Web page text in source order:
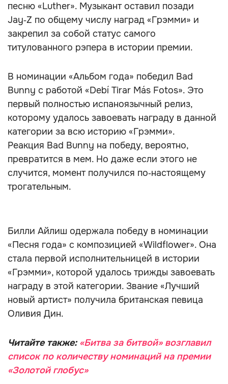
песню «Luther». Музыкант оставил позади
Jay‑Z по общему числу наград «Грэмми» и
закрепил за собой статус самого
титулованного рэпера в истории премии.
В номинации «Альбом года» победил Bad
Bunny с работой «Debí Tirar Más Fotos». Это
первый полностью испаноязычный релиз,
которому удалось завоевать награду в данной
категории за всю историю «Грэмми».
Реакция Bad Bunny на победу, вероятно,
превратится в мем. Но даже если этого не
случится, момент получился по‑настоящему
трогательным.
Билли Айлиш одержала победу в номинации
«Песня года» с композицией «Wildflower». Она
стала первой исполнительницей в истории
«Грэмми», которой удалось трижды завоевать
награду в этой категории. Звание «Лучший
новый артист» получила британская певица
Оливия Дин.
Читайте также: «Битва за битвой» возглавил
список по количеству номинаций на премии
«Золотой глобус»